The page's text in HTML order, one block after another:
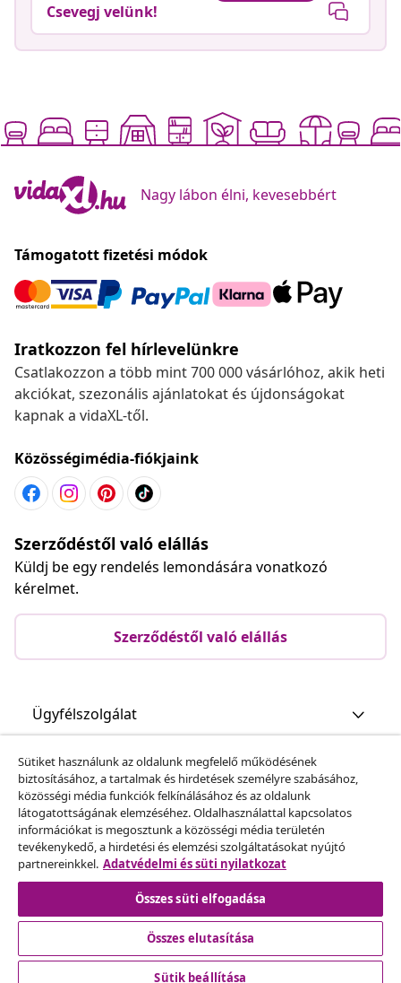
Csevegj velünk!
Nagy lábon élni, kevesebbért
Támogatott fizetési módok
Iratkozzon fel hírlevelünkre
Csatlakozzon a több mint 700 000 vásárlóhoz, akik heti
akciókat, szezonális ajánlatokat és újdonságokat
kapnak a vidaXL-től.
Közösségimédia-fiókjaink
Szerződéstől való elállás
Küldj be egy rendelés lemondására vonatkozó
kérelmet.
Szerződéstől való elállás
Ügyfélszolgálat
Üzlet
vidaXL
Fedezz fel többet
Sütiket használunk az oldalunk megfelelő működésének
biztosításához, a tartalmak és hirdetések személyre szabásához,
közösségi média funkciók felkínálásához és az oldalunk
látogatottságának elemzéséhez. Oldalhasználattal kapcsolatos
információkat is megosztunk a közösségi média területén
tevékenykedő, a hirdetési és elemzési szolgáltatásokat nyújtó
partnereinkkel. Adatvédelmi és süti nyilatkozat
Összes süti elfogadása
Összes elutasítása
Sütik beállítása